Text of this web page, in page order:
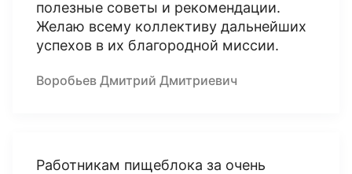
полезные советы и рекомендации.
Желаю всему коллективу дальнейших
успехов в их благородной миссии.
Воробьев Дмитрий Дмитриевич
Работникам пищеблока за очень